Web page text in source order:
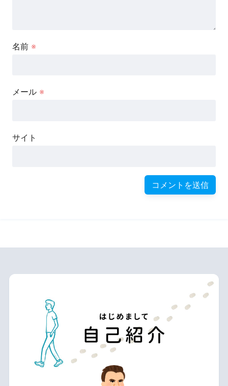
名前 ※
メール ※
サイト